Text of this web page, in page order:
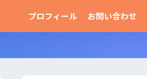
プロフィール お問い合わせ